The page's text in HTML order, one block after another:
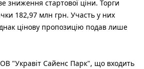
зниження стартової ціни. Торги
182,97 млн грн. Участь у них
цінову пропозицію подав лише
"Укравіт Сайенс Парк", що входить